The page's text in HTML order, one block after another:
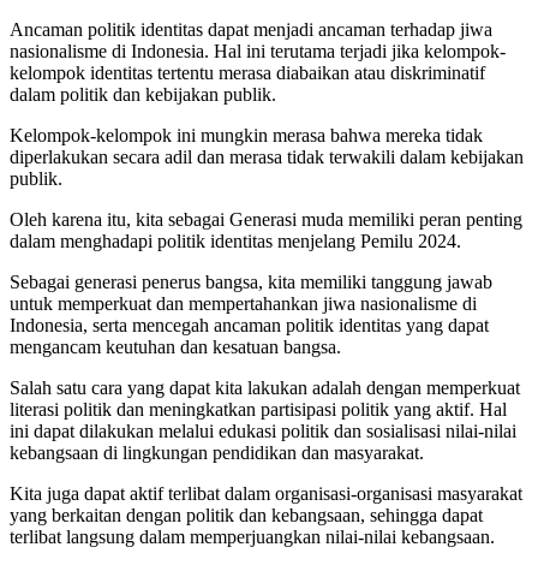
Ancaman politik identitas dapat menjadi ancaman terhadap jiwa
nasionalisme di Indonesia. Hal ini terutama terjadi jika kelompok-
kelompok identitas tertentu merasa diabaikan atau diskriminatif
dalam politik dan kebijakan publik.
Kelompok-kelompok ini mungkin merasa bahwa mereka tidak
diperlakukan secara adil dan merasa tidak terwakili dalam kebijakan
publik.
Oleh karena itu, kita sebagai Generasi muda memiliki peran penting
dalam menghadapi politik identitas menjelang Pemilu 2024.
Sebagai generasi penerus bangsa, kita memiliki tanggung jawab
untuk memperkuat dan mempertahankan jiwa nasionalisme di
Indonesia, serta mencegah ancaman politik identitas yang dapat
mengancam keutuhan dan kesatuan bangsa.
Salah satu cara yang dapat kita lakukan adalah dengan memperkuat
literasi politik dan meningkatkan partisipasi politik yang aktif. Hal
ini dapat dilakukan melalui edukasi politik dan sosialisasi nilai-nilai
kebangsaan di lingkungan pendidikan dan masyarakat.
Kita juga dapat aktif terlibat dalam organisasi-organisasi masyarakat
yang berkaitan dengan politik dan kebangsaan, sehingga dapat
terlibat langsung dalam memperjuangkan nilai-nilai kebangsaan.